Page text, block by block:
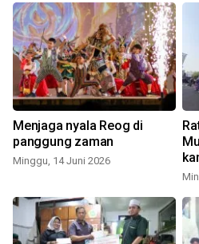
Menjaga nyala Reog di
panggung zaman
Minggu, 14 Juni 2026